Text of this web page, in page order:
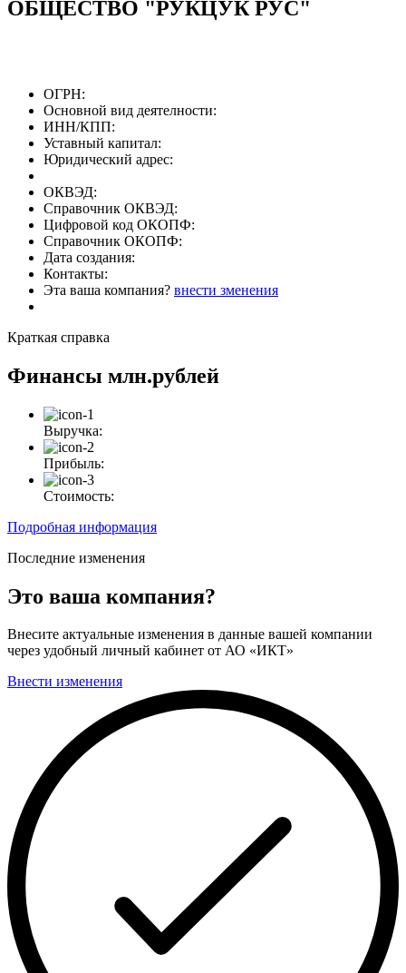
ОБЩЕСТВО "РУКЦУК РУС"
ОГРН:
Основной вид деятелности:
ИНН/КПП:
Уставный капитал:
Юридический адрес:
ОКВЭД:
Справочник ОКВЭД:
Цифровой код ОКОПФ:
Справочник ОКОПФ:
Дата создания:
Контакты:
Эта ваша компания? внести зменения
Краткая справка
Финансы млн.рублей
Выручка:
Прибыль:
Стоимость:
Подробная информация
Последние изменения
Это ваша компания?
Внесите актуальные изменения в данные вашей компании
через удобный личный кабинет от АО «ИКТ»
Внести изменения